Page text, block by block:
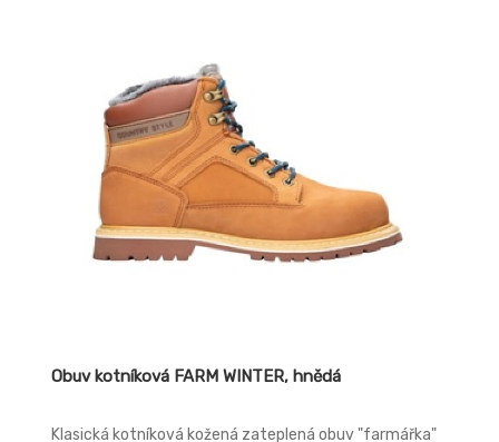
Obuv kotníková FARM WINTER, hnědá
Klasická kotníková kožená zateplená obuv "farmářka"